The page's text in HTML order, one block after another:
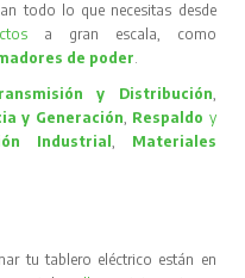
todo lo que necesitas desde
a gran escala, como
de poder.
y Distribución,
y Generación, Respaldo y
Industrial , Materiales
tu tablero eléctrico están en